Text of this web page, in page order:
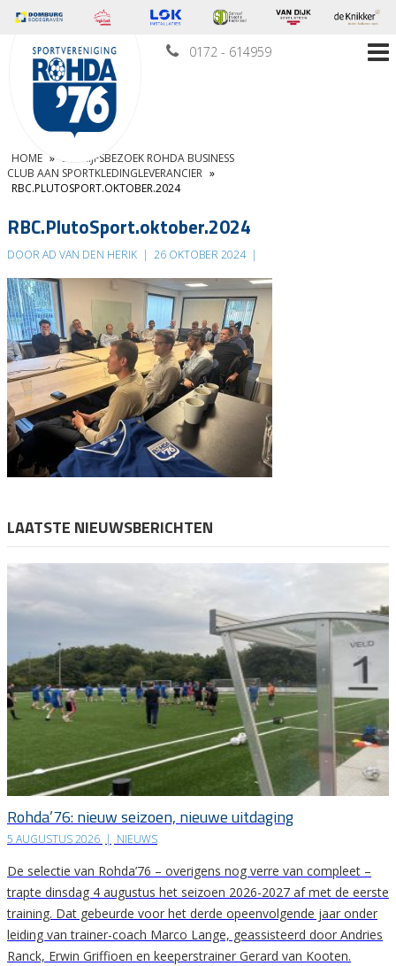
0172 - 614959
HOME » BEDRIJFSBEZOEK ROHDA BUSINESS
CLUB AAN SPORTKLEDINGLEVERANCIER »
RBC.PLUTOSPORT.OKTOBER.2024
RBC.PlutoSport.oktober.2024
DOOR AD VAN DEN HERIK | 26 OKTOBER 2024 |
LAATSTE NIEUWSBERICHTEN
Rohda’76: nieuw seizoen, nieuwe uitdaging
5 AUGUSTUS 2026 | NIEUWS
De selectie van Rohda’76 – overigens nog verre van compleet –
trapte dinsdag 4 augustus het seizoen 2026-2027 af met de eerste
training. Dat gebeurde voor het derde opeenvolgende jaar onder
leiding van trainer-coach Marco Lange, geassisteerd door Andries
Ranck, Erwin Griffioen en keeperstrainer Gerard van Kooten.